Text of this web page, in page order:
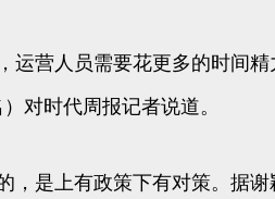
营人员需要花更多的时间
对时代周报记者说道。
是上有政策下有对策。据